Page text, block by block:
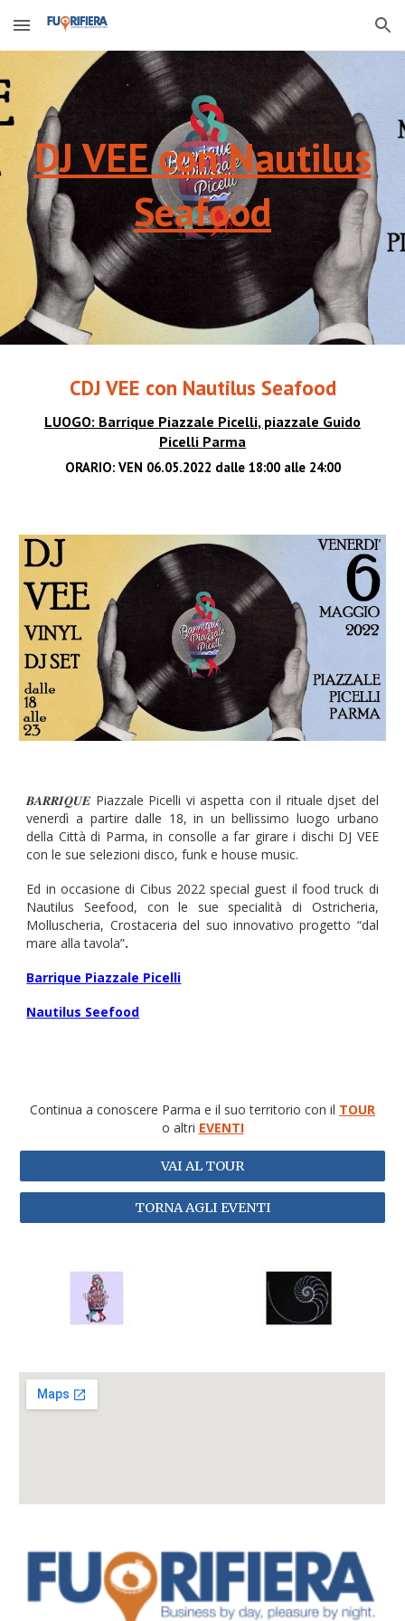
Skip to main content Skip to navigation
DJ VEE con Nautilus
Seafood
CDJ VEE con Nautilus Seafood
LUOGO: Barrique Piazzale Picelli, piazzale Guido
Picelli Parma
ORARIO: VEN 06.05.2022 dalle 18:00 alle 24:00
𝑩𝑨𝑹𝑹𝑰𝑸𝑼𝑬 Piazzale Picelli vi aspetta con il rituale djset del
venerdì a partire dalle 18, in un bellissimo luogo urbano
della Città di Parma, in consolle a far girare i dischi DJ VEE
con le sue selezioni disco, funk e house music.
Ed in occasione di Cibus 2022 special guest il food truck di
Nautilus Seefood, con le sue specialità di Ostricheria,
Molluscheria, Crostaceria del suo innovativo progetto “dal
mare alla tavola”.
Barrique Piazzale Picelli
Nautilus Seefood
Continua a conoscere Parma e il suo territorio con il TOUR
o altri EVENTI
VAI AL TOUR
TORNA AGLI EVENTI